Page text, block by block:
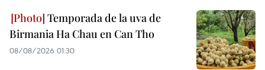
Temporada de la uva de
Birmania Ha Chau en Can Tho
08/08/2026 01:30